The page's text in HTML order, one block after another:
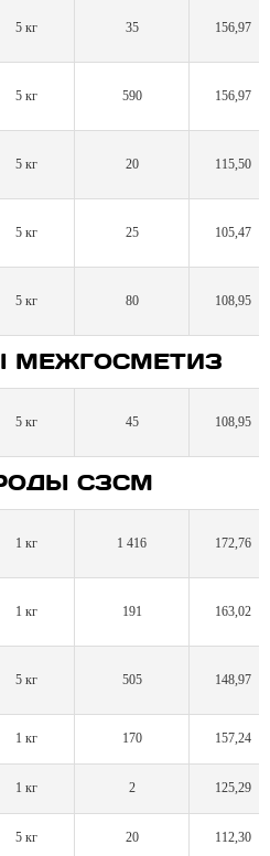
5 кг 35 156,97
5 кг 590 156,97
5 кг 20 115,50
5 кг 25 105,47
5 кг 80 108,95
МЕЖГОСМЕТИЗ
5 кг 45 108,95
СЗСМ
1 кг 1 416 172,76
1 кг 191 163,02
5 кг 505 148,97
1 кг 170 157,24
1 кг 2 125,29
5 кг 20 112,30